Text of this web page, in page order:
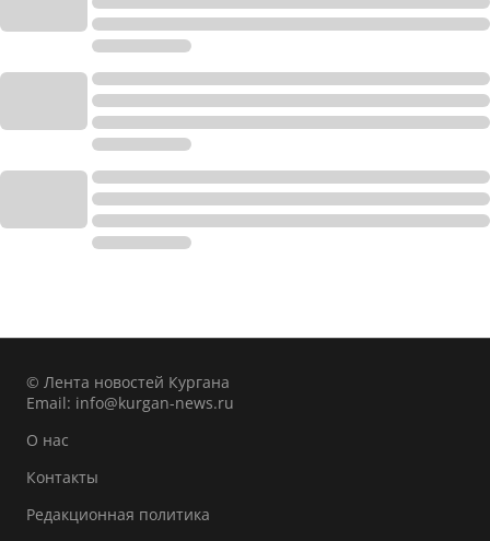
© Лента новостей Кургана
Email: info@kurgan-news.ru
О нас
Контакты
Редакционная политика